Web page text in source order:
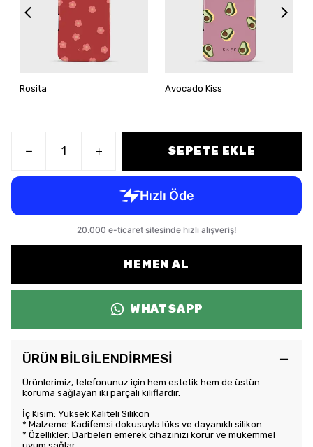
Rosita Avocado Kiss
SEPETE EKLE
HEMEN AL
WHATSAPP
ÜRÜN BİLGİLENDİRMESİ
Ürünlerimiz, telefonunuz için hem estetik hem de üstün
koruma sağlayan iki parçalı kılıflardır.
İç Kısım: Yüksek Kaliteli Silikon
* Malzeme: Kadifemsi dokusuyla lüks ve dayanıklı silikon.
* Özellikler: Darbeleri emerek cihazınızı korur ve mükemmel